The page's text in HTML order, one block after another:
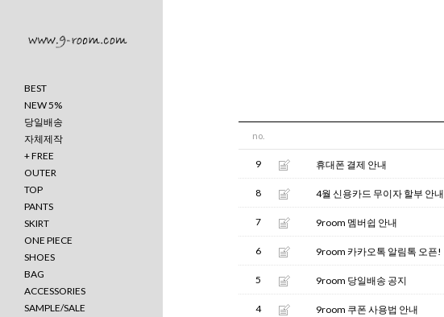
BEST
NEW 5%
당일배송
자체제작
+ FREE
OUTER
TOP
PANTS
SKIRT
ONE PIECE
SHOES
BAG
ACCESSORIES
SAMPLE/SALE
no.
9 휴대폰 결제 안내
8 4월 신용카드 무이자 할부 안내
7 9room 멤버쉽 안내
6 9room 카카오톡 알림톡 오픈!
5 9room 당일배송 공지
4 9room 쿠폰 사용법 안내